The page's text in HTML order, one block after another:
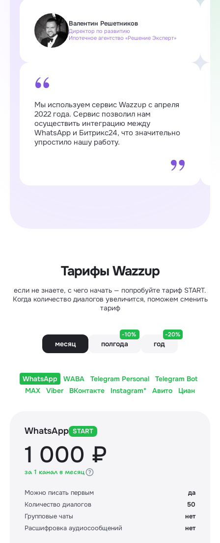
Валентин Решетников
Директор по развитию
Ипотечное агентство «Решение Эксперт»
Мы используем сервис Wazzup с апреля
2022 года. Сервис позволил нам
осуществить интеграцию между
WhatsApp и Битрикс24, что значительно
упростило нашу работу.
Тарифы Wazzup
если не знаете, с чего начать — попробуйте тариф START.
Когда количество диалогов увеличится, поможем сменить
тариф
месяц полгода
-10%
год
-20%
WhatsApp WABA Telegram Personal
Telegram Bot
MAX
Viber ВКонтакте Instagram* Авито Циан
WhatsApp START
1 000 ₽
за 1 канал в месяц
Можно писать первым
да
Количество диалогов
50
Групповые чаты
нет
Расшифровка аудиосообщений
нет